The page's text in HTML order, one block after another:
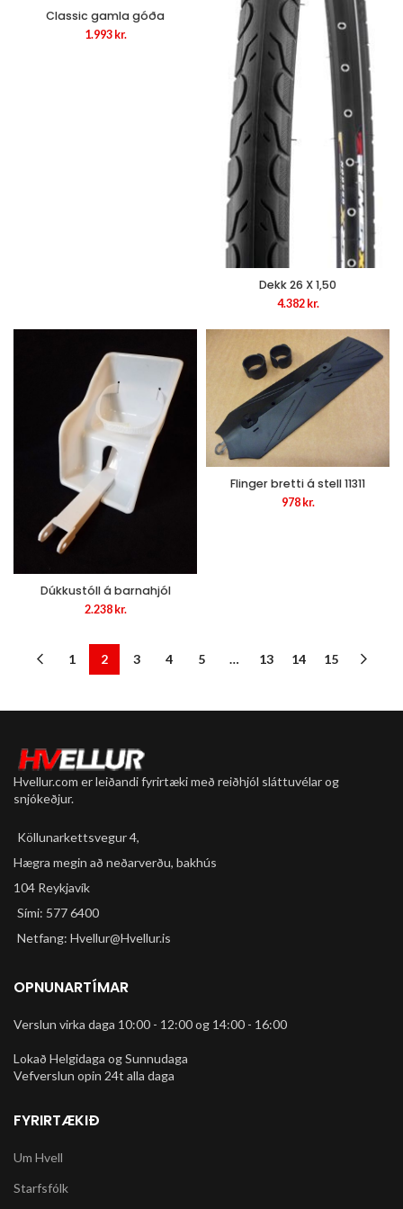
Classic gamla góða
1.993 kr.
Dekk 26 X 1,50
4.382 kr.
Dúkkustóll á barnahjól
2.238 kr.
Flinger bretti á stell 11311
978 kr.
1 2 3 4 5 … 13 14 15
Hvellur.com er leiðandi fyrirtæki með reiðhjól sláttuvélar og
snjókeðjur.
Köllunarkettsvegur 4,
Hægra megin að neðarverðu, bakhús
104 Reykjavík
Sími: 577 6400
Netfang: Hvellur@Hvellur.is
OPNUNARTÍMAR
Verslun virka daga 10:00 - 12:00 og 14:00 - 16:00
Lokað Helgidaga og Sunnudaga
Vefverslun opin 24t alla daga
FYRIRTÆKIÐ
Um Hvell
Starfsfólk